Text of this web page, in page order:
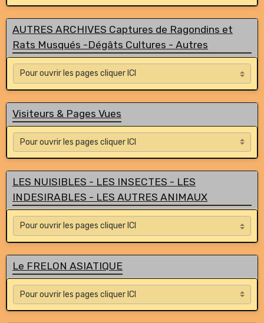
AUTRES ARCHIVES Captures de Ragondins et
Rats Musqués -Dégâts Cultures - Autres
Visiteurs & Pages Vues
LES NUISIBLES - LES INSECTES - LES
INDESIRABLES - LES AUTRES ANIMAUX
Le FRELON ASIATIQUE